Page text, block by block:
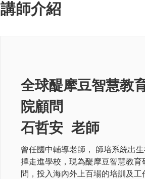
講師介紹
全球醍摩豆智慧教
院顧問
石哲安 老師
曾任國中輔導老師， 師培系統出
擇走進學校，現為醍摩豆智慧教育
問，投入海內外上百場的培訓及工